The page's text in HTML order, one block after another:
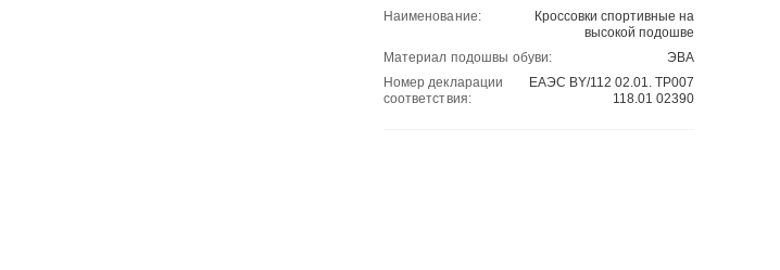
Наименование:
Кроссовки спортивные на
высокой подошве
Материал подошвы обуви:
ЭВА
Номер декларации
соответствия:
ЕАЭС BY/112 02.01. ТР007
118.01 02390